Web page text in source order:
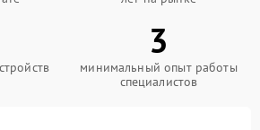
3
минимальный опыт работы
специалистов